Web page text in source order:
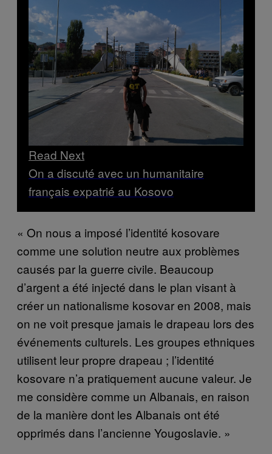
Read Next
On a discuté avec un humanitaire
français expatrié au Kosovo
« On nous a imposé l’identité kosovare
comme une solution neutre aux problèmes
causés par la guerre civile. Beaucoup
d’argent a été injecté dans le plan visant à
créer un nationalisme kosovar en 2008, mais
on ne voit presque jamais le drapeau lors des
événements culturels. Les groupes ethniques
utilisent leur propre drapeau ; l’identité
kosovare n’a pratiquement aucune valeur. Je
me considère comme un Albanais, en raison
de la manière dont les Albanais ont été
opprimés dans l’ancienne Yougoslavie. »